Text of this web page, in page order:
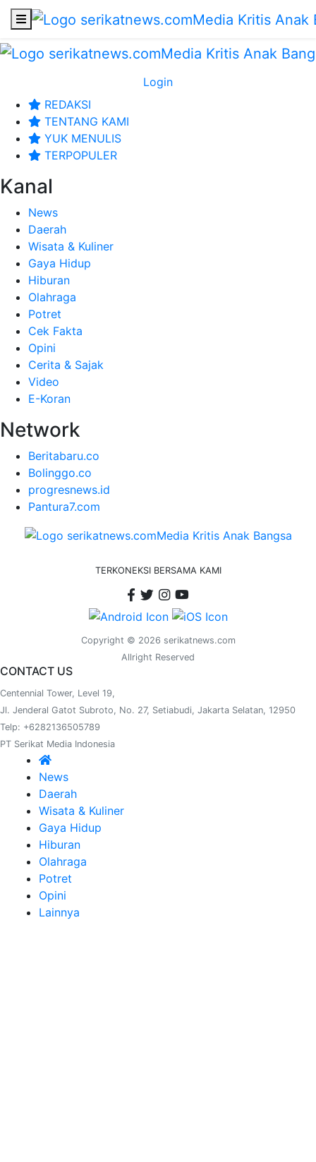
Login
REDAKSI
TENTANG KAMI
YUK MENULIS
TERPOPULER
Kanal
News
Daerah
Wisata & Kuliner
Gaya Hidup
Hiburan
Olahraga
Potret
Cek Fakta
Opini
Cerita & Sajak
Video
E-Koran
Network
Beritabaru.co
Bolinggo.co
progresnews.id
Pantura7.com
TERKONEKSI BERSAMA KAMI
Copyright © 2026 serikatnews.com
Allright Reserved
CONTACT US
Centennial Tower, Level 19,
Jl. Jenderal Gatot Subroto, No. 27, Setiabudi, Jakarta Selatan, 12950
Telp: +6282136505789
PT Serikat Media Indonesia
News
Daerah
Wisata & Kuliner
Gaya Hidup
Hiburan
Olahraga
Potret
Opini
Lainnya